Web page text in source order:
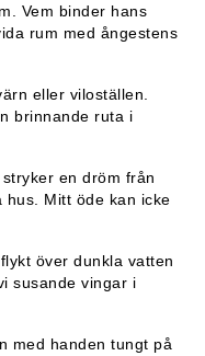
Vem binder hans
rum med ångestens
eller viloställen.
brinnande ruta i
en dröm från
Mitt öde kan icke
över dunkla vatten
susande vingar i
med handen tungt på